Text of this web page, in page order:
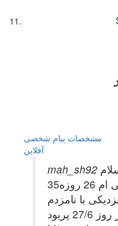
مشخصات پیام شخصی
آفلاين
35سالمه.دوره قاعدگی ام 26 روزه
6پریود شدم 23/6 نزدیکی با نامزدم
داشتم(البته بدون دخول).در روز 27/6 پریود